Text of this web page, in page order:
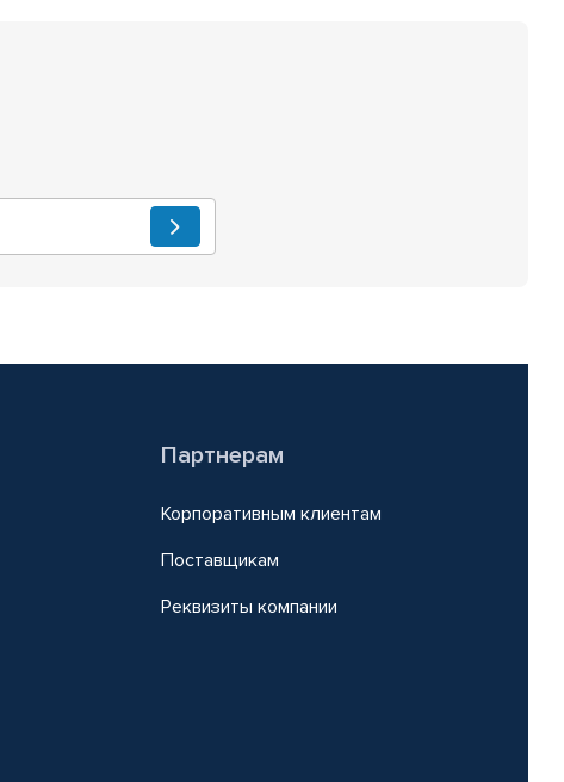
Партнерам
Корпоративным клиентам
Поставщикам
Реквизиты компании